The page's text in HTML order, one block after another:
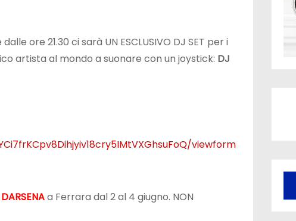
ore 21.30 ci sarà UN ESCLUSIVO DJ SET per i
artista al mondo a suonare con un joystick: DJ
viewform
a Ferrara dal 2 al 4 giugno. NON